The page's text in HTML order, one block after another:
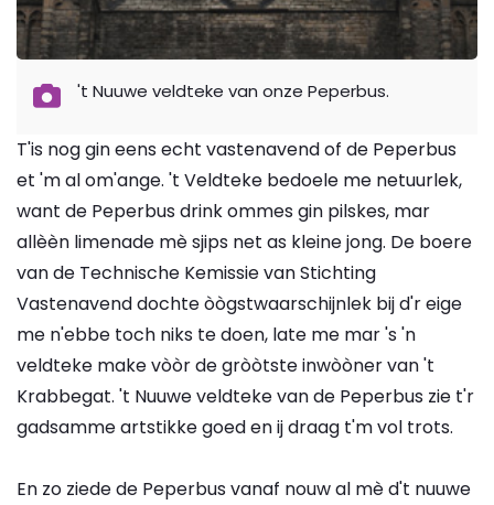
't Nuuwe veldteke van onze Peperbus.
T'is nog gin eens echt vastenavend of de Peperbus
et 'm al om'ange. 't Veldteke bedoele me netuurlek,
want de Peperbus drink ommes gin pilskes, mar
allèèn limenade mè sjips net as kleine jong. De boere
van de Technische Kemissie van Stichting
Vastenavend dochte òògstwaarschijnlek bij d'r eige
me n'ebbe toch niks te doen, late me mar 's 'n
veldteke make vòòr de gròòtste inwòòner van 't
Krabbegat. 't Nuuwe veldteke van de Peperbus zie t'r
gadsamme artstikke goed en ij draag t'm vol trots.
En zo ziede de Peperbus vanaf nouw al mè d't nuuwe